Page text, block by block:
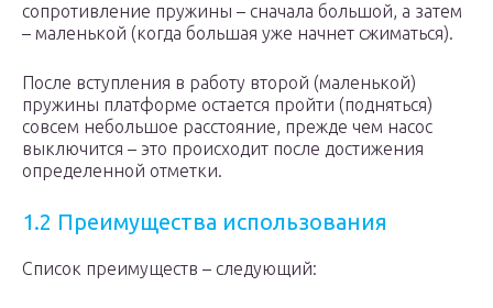
сопротивление пружины – сначала большой, а затем
– маленькой (когда большая уже начнет сжиматься).
После вступления в работу второй (маленькой)
пружины платформе остается пройти (подняться)
совсем небольшое расстояние, прежде чем насос
выключится – это происходит после достижения
определенной отметки.
1.2 Преимущества использования
Список преимуществ – следующий: